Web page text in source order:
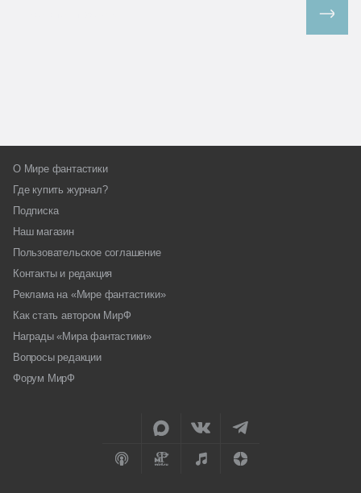
О Мире фантастики
Где купить журнал?
Подписка
Наш магазин
Пользовательское соглашение
Контакты и редакция
Реклама на «Мире фантастики»
Как стать автором МирФ
Награды «Мира фантастики»
Вопросы редакции
Форум МирФ